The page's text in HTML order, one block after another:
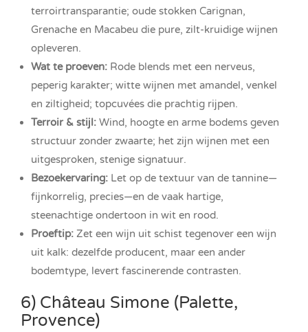
terroirtransparantie; oude stokken Carignan,
Grenache en Macabeu die pure, zilt-kruidige wijnen
opleveren.
Wat te proeven: Rode blends met een nerveus,
peperig karakter; witte wijnen met amandel, venkel
en ziltigheid; topcuvées die prachtig rijpen.
Terroir & stijl: Wind, hoogte en arme bodems geven
structuur zonder zwaarte; het zijn wijnen met een
uitgesproken, stenige signatuur.
Bezoekervaring: Let op de textuur van de tannine—
fijnkorrelig, precies—en de vaak hartige,
steenachtige ondertoon in wit en rood.
Proeftip: Zet een wijn uit schist tegenover een wijn
uit kalk: dezelfde producent, maar een ander
bodemtype, levert fascinerende contrasten.
6) Château Simone (Palette,
Provence)